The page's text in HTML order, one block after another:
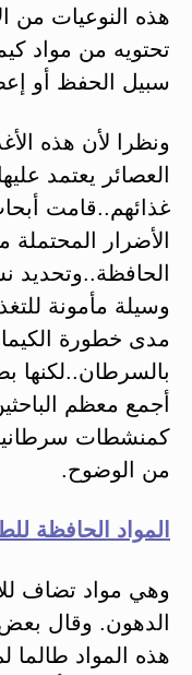
هذه النوعيات من
تحتويه من مواد
سبيل الحفظ أو
ونظرا لأن هذه
العصائر يعتمد
غذائهم..قامت
الأضرار المحتملة
الحافظة..وتحديد
وسيلة مأمونة
مدى خطورة
بالسرطان..لكنها
أجمع معظم
كمنشطات
من الوضوح.
المواد الحافظة
وهي مواد تضاف
الدهون. وقال بعض
هذه المواد طالما